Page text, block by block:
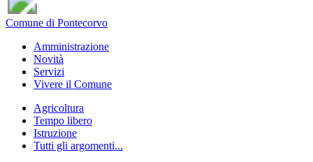
Comune di Pontecorvo
Amministrazione
Novità
Servizi
Vivere il Comune
Agricoltura
Tempo libero
Istruzione
Tutti gli argomenti...